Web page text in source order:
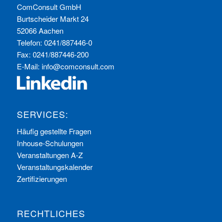
ComConsult GmbH
Burtscheider Markt 24
52066 Aachen
Telefon: 0241/887446-0
Fax: 0241/887446-200
E-Mail: info@comconsult.com
SERVICES:
Häufig gestellte Fragen
Inhouse-Schulungen
Veranstaltungen A-Z
Veranstaltungskalender
Zertifizierungen
RECHTLICHES